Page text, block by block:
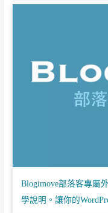
Blogimove部落客專屬
學說明。讓你的